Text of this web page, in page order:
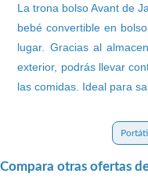
La trona bolso Avant de
bebé convertible en
lugar. Gracias al
exterior, podrás llevar
las comidas. Ideal para
Portátil
Compara otras ofertas